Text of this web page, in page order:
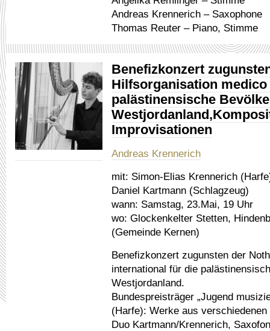
Andreas Krennerich – Saxophone
Thomas Reuter – Piano, Stimme
Benefizkonzert
Hilfsorganisation
palästinensische
Improvisationen
Andreas Krennerich
mit: Simon-Elias Krennerich
Daniel Kartmann (Schlagzeug)
wann: Samstag, 23.Mai, 19 Uhr
wo: Glockenkelter Stetten,
(Gemeinde Kernen)
Benefizkonzert zugunsten der
international für die
Westjordanland.
Bundespreisträger „Jugend
(Harfe): Werke aus
Duo Kartmann/Krennerich,